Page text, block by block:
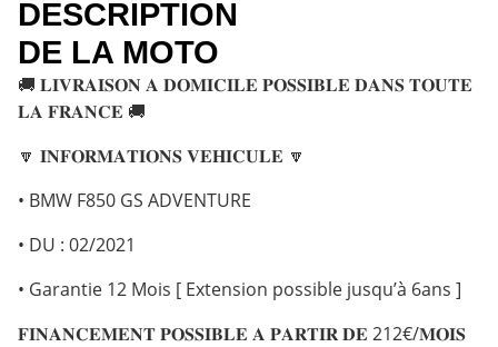
DESCRIPTION
DE LA MOTO
🚚 𝐋𝐈𝐕𝐑𝐀𝐈𝐒𝐎𝐍 𝐀 𝐃𝐎𝐌𝐈𝐂𝐈𝐋𝐄 𝐏𝐎𝐒𝐒𝐈𝐁𝐋𝐄 𝐃𝐀𝐍𝐒 𝐓𝐎𝐔𝐓𝐄
𝐋𝐀 𝐅𝐑𝐀𝐍𝐂𝐄 🚚
🔽 𝐈𝐍𝐅𝐎𝐑𝐌𝐀𝐓𝐈𝐎𝐍𝐒 𝐕𝐄𝐇𝐈𝐂𝐔𝐋𝐄 🔽
• BMW F850 GS ADVENTURE
• DU : 02/2021
• Garantie 12 Mois [ Extension possible jusqu’à 6ans ]
𝐅𝐈𝐍𝐀𝐍𝐂𝐄𝐌𝐄𝐍𝐓 𝐏𝐎𝐒𝐒𝐈𝐁𝐋𝐄 𝐀 𝐏𝐀𝐑𝐓𝐈𝐑 𝐃𝐄 212€/𝐌𝐎𝐈𝐒